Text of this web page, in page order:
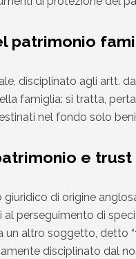
patrimonio
disciplinato agli artt.
famiglia: si tratta,
nel fondo solo
e trust
giuridico di origine
al perseguimento di
un altro soggetto, detto “
disciplinato dal